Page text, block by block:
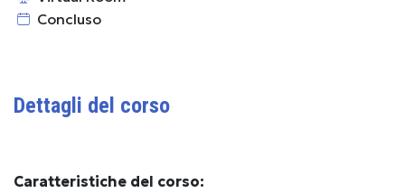
Concluso
Dettagli del corso
Caratteristiche del corso: